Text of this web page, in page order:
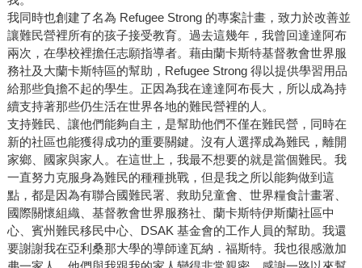
我同時也創建了名為 Refugee Strong 的專案計畫，致力於改善並
讓難民營裡所有的孩子接受教育。過去這幾年，我曾回達達阿布
兩次，在學校裡擔任志願指導者。藉由蘭卡斯特基督教會世界服
務社及大蘭卡斯特區的幫助，Refugee Strong 得以提供學習用品
給那些負擔不起的學生。正因為我在達達阿布長大，所以成為持
續支持著那些仍生活在世界各地的難民營裡的人。
支持難民、讓他們能夠自主，是幫助他們不僅在難民營，同時在
新的社區也能獲得成功的重要關鍵。沒有人選擇成為難民，離開
家鄉、國家與家人。在這世上，我最不想要的就是當個難民。我
一直努力克服身為難民的種種挑戰，但是我之所以能夠做到這
點，都是因為有聯合國難民署、救助兒童會、世界糧食計畫署、
國際關懷組織、基督教會世界服務社、蘭卡斯特伊斯蘭社區中
心、賓州難民移民中心、DSAK 基金會的工作人員的幫助。我還
要謝謝我在亞利桑那大學的導師達瓦納．福斯特。我也很感激加